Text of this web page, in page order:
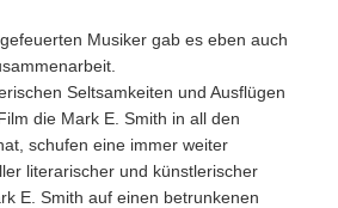
Musiker gab es eben auch
Seltsamkeiten und Ausflügen
die Mark E. Smith in all den
schufen eine immer weiter
literarischer und künstlerischer
E. Smith auf einen betrunkenen